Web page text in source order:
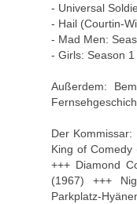
- Universal
- Hail (Courtin-
- Mad Men:
- Girls: Season 1
Außerdem:
Der
King of
+++ Diamond
(1967) +++
Parkplatz-